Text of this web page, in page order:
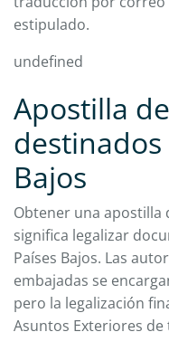
estipulado.
undefined
Apostilla
destinados
Bajos
Obtener una apostilla
significa legalizar
Países Bajos. Las
embajadas se
pero la legalización
Asuntos Exteriores de